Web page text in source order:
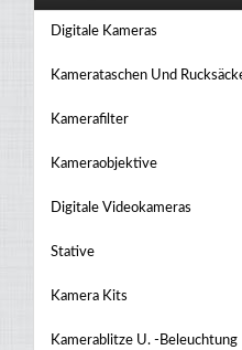
Digitale Kameras
Kamerataschen Und
Kamerafilter
Kameraobjektive
Digitale Videokameras
Stative
Kamera Kits
Kamerablitze U. -beleuchtung